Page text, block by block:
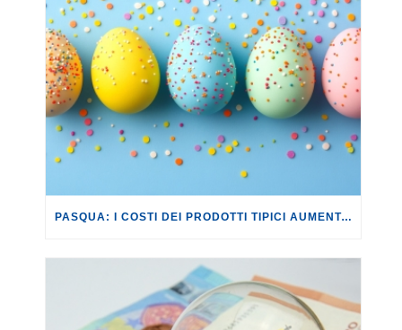
PASQUA: I COSTI DEI PRODOTTI TIPICI AUMENTANO DEL +5,2%.